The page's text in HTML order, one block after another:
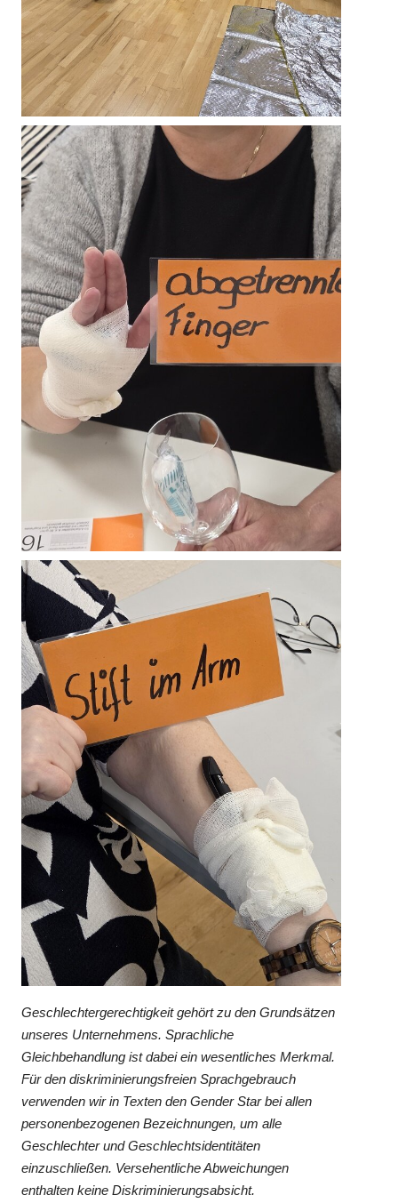
Geschlechtergerechtigkeit gehört zu den Grundsätzen
unseres Unternehmens. Sprachliche
Gleichbehandlung ist dabei ein wesentliches Merkmal.
Für den diskriminierungsfreien Sprachgebrauch
verwenden wir in Texten den Gender Star bei allen
personenbezogenen Bezeichnungen, um alle
Geschlechter und Geschlechtsidentitäten
einzuschließen. Versehentliche Abweichungen
enthalten keine Diskriminierungsabsicht.